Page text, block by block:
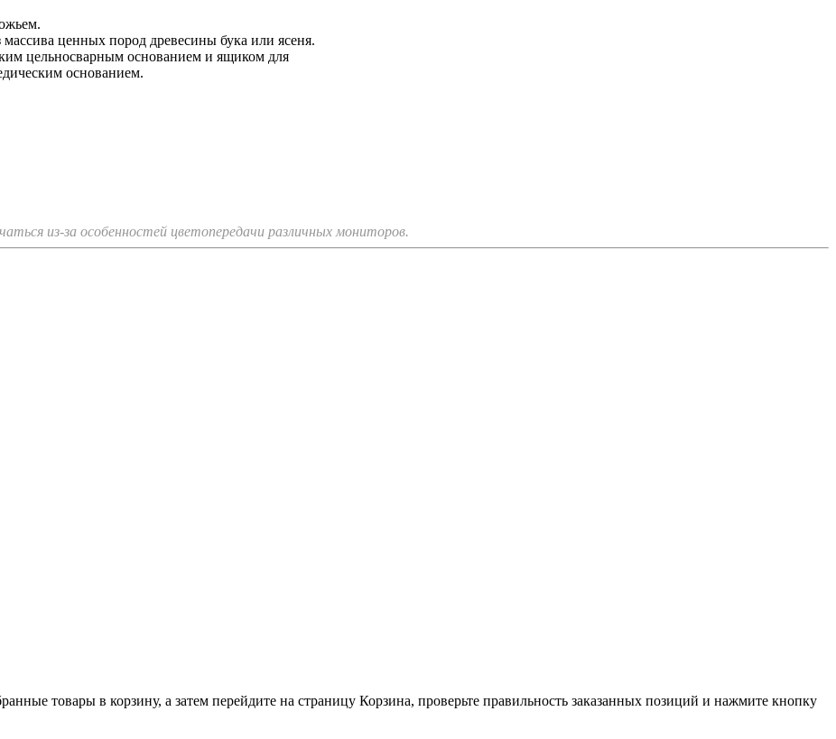
ценных пород древесины бука или ясеня.
цельносварным основанием и ящиком для
основанием.
из-за особенностей цветопередачи различных мониторов.
товары в корзину, а затем перейдите на страницу Корзина, проверьте правильность заказанных позиций и нажмите кнопку